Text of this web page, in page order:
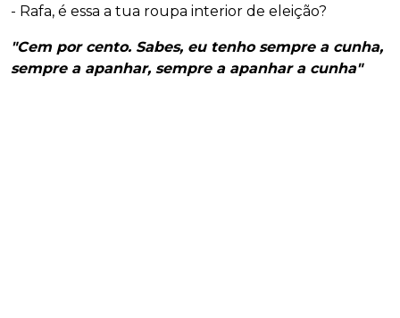
- Rafa, é essa a tua roupa interior de eleição?
"Cem por cento. Sabes, eu tenho sempre a cunha,
sempre a apanhar, sempre a apanhar a cunha"